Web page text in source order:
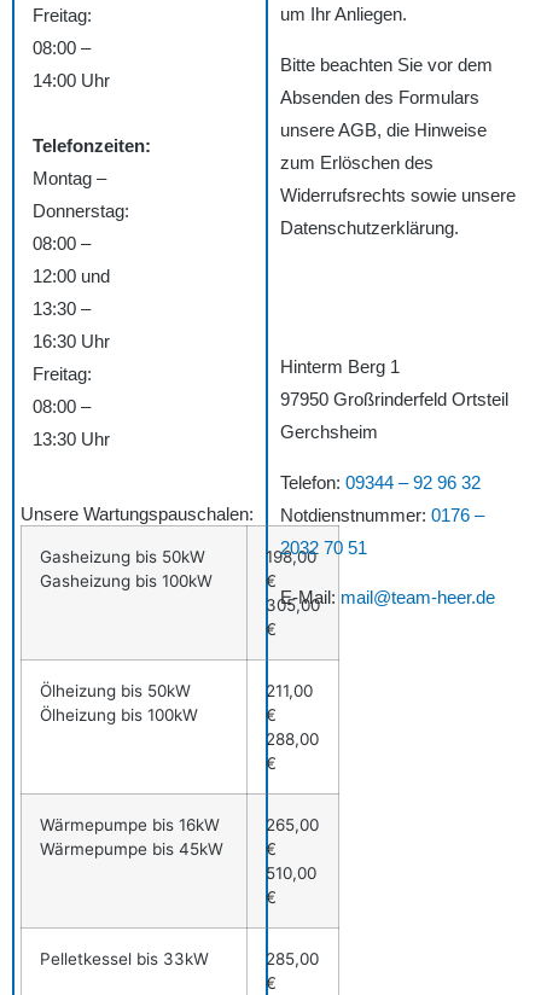
Freitag:
08:00 –
14:00 Uhr
Telefonzeiten:
Montag –
Donnerstag:
08:00 –
12:00 und
13:30 –
16:30 Uhr
Freitag:
08:00 –
13:30 Uhr
Unsere Wartungspauschalen:
Gasheizung bis 50kW
Gasheizung bis 100kW
198,00
€
305,00
€
Ölheizung bis 50kW
Ölheizung bis 100kW
211,00
€
288,00
€
Wärmepumpe bis 16kW
Wärmepumpe bis 45kW
265,00
€
510,00
€
Pelletkessel bis 33kW
285,00
€
um Ihr Anliegen.
Bitte beachten Sie vor dem
Absenden des Formulars
unsere AGB, die Hinweise
zum Erlöschen des
Widerrufsrechts sowie unsere
Datenschutzerklärung.
Hinterm Berg 1
97950 Großrinderfeld Ortsteil
Gerchsheim
Telefon:09344 – 92 96 32
Notdienstnummer:0176 –
2032 70 51
E-Mail: mail@team-heer.de